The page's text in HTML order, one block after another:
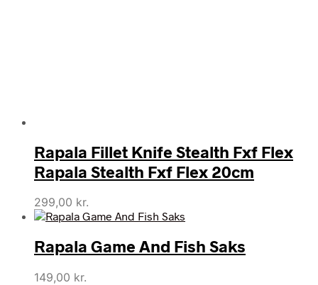
Rapala Fillet Knife Stealth Fxf Flex
Rapala Stealth Fxf Flex 20cm
299,00 kr.
Rapala Game And Fish Saks
149,00 kr.